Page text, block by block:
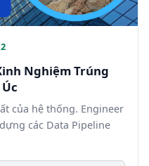
Nghiệm Trúng
của hệ thống. Engineer
các Data Pipeline